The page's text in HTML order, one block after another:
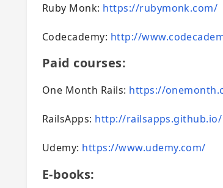
Ruby Monk: https://rubymonk.com/
Codecademy: http://
Paid courses:
One Month Rails: https://
RailsApps: http://railsapps.github.io/
Udemy: https://www.udemy.com/
E-books: